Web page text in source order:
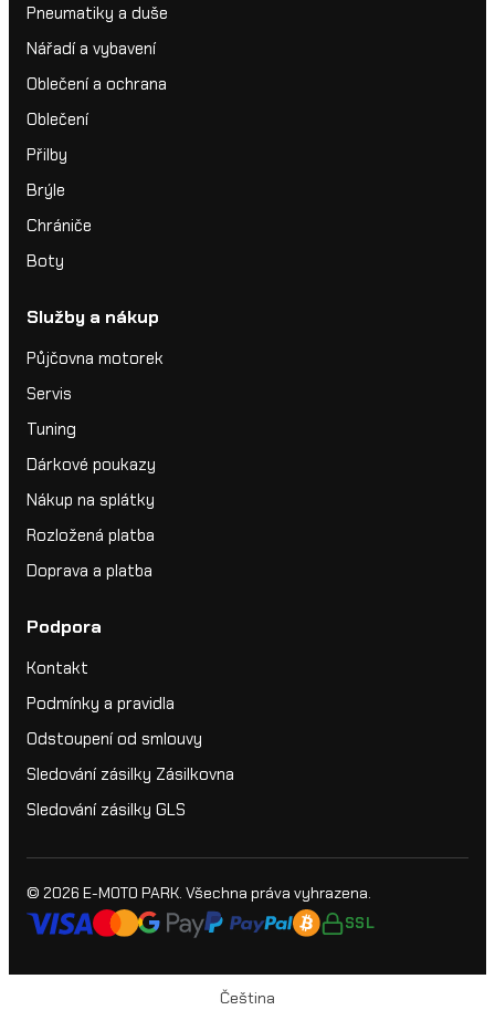
Pneumatiky a duše
Nářadí a vybavení
Oblečení a ochrana
Oblečení
Přilby
Brýle
Chrániče
Boty
Služby a nákup
Půjčovna motorek
Servis
Tuning
Dárkové poukazy
Nákup na splátky
Rozložená platba
Doprava a platba
Podpora
Kontakt
Podmínky a pravidla
Odstoupení od smlouvy
Sledování zásilky Zásilkovna
Sledování zásilky GLS
© 2026 E-MOTO PARK. Všechna práva vyhrazena.
SSL
Čeština